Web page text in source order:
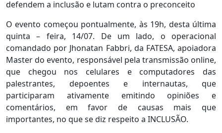
defendem a inclusão e lutam contra o preconceito
O evento começou pontualmente, às 19h, desta última
quinta – feira, 14/07. De um lado, o operacional
comandado por Jhonatan Fabbri, da FATESA, apoiadora
Master do evento, responsável pela transmissão online,
que chegou nos celulares e computadores das
palestrantes, depoentes e internautas, que
participaram ativamente emitindo opiniões e
comentários, em favor de causas mais que
importantes, no que se diz respeito a INCLUSÃO.